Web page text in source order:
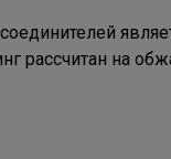
рассчитан на